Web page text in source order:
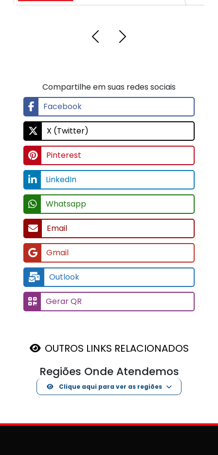
Compartilhe em suas redes sociais
Facebook
X (Twitter)
Pinterest
LinkedIn
Whatsapp
Email
Gmail
Outlook
Gerar QR
OUTROS LINKS RELACIONADOS
Regiões Onde Atendemos
Clique aqui para ver as regiões